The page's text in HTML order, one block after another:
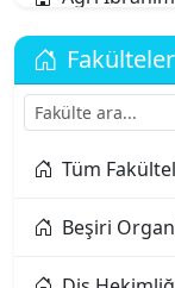
Akdeniz
Akdeniz
Aksaray
Alanya
Fakülteler
Tüm
Beşiri